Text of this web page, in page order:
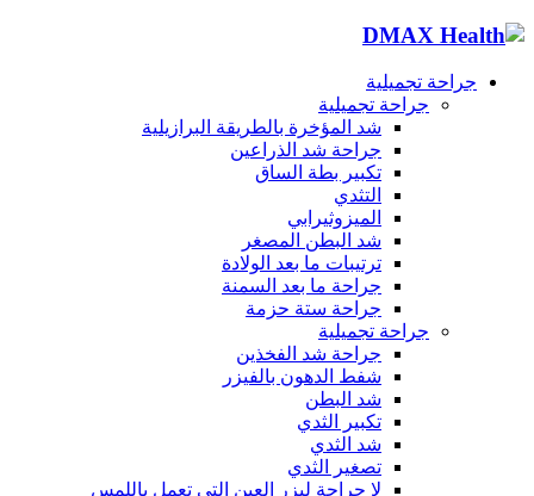
جراحة تجميلية
جراحة تجميلية
شد المؤخرة بالطريقة البرازيلية
جراحة شد الذراعين
تكبير بطة الساق
التثدي
الميزوثيرابي
شد البطن المصغر
ترتيبات ما بعد الولادة
جراحة ما بعد السمنة
جراحة ستة حزمة
جراحة تجميلية
جراحة شد الفخذين
شفط الدهون بالفيزر
شد البطن
تكبير الثدي
شد الثدي
تصغير الثدي
لا جراحة ليزر العين التي تعمل باللمس